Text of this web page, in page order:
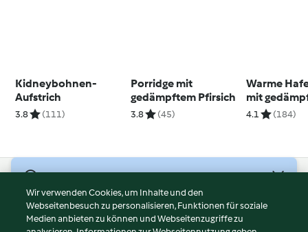
Kidneybohnen-
Aufstrich
3.8 (111)
Porridge mit
gedämpftem Pfirsich
3.8 (45)
Warme
mit
Birnen
4.1 (184)
Nutzungsbedingungen
Datenschutzrichtlinien
Wir verwenden Cookies, um Inhalte und den
Webseitenbesuch zu personalisieren, Funktionen für soziale
Medien anbieten zu können und Webseitenzugriffe zu